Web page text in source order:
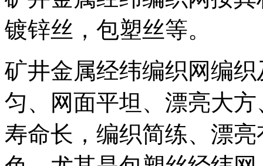
镀锌丝，包塑丝等。
矿井金属经纬编织网编
匀、网面平坦、漂亮大
寿命长，编织简练、漂